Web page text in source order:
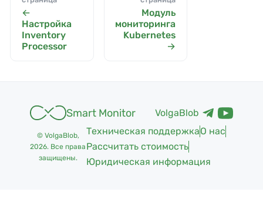
Настройка
Inventory
Processor
Модуль
мониторинга
Kubernetes
Smart Monitor VolgaBlob
© VolgaBlob,
2026. Все права
защищены.
Техническая поддержкаО нас
Рассчитать стоимость
Юридическая информация